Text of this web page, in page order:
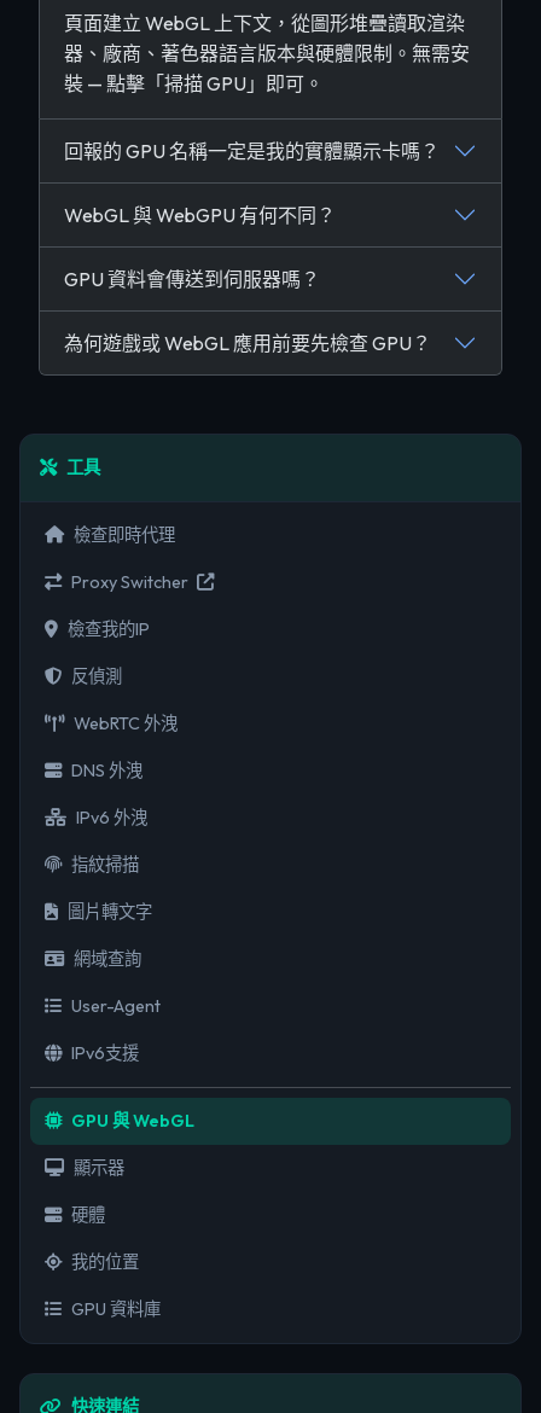
頁面建立 WebGL 上下文，從圖形堆疊讀取渲染
器、廠商、著色器語言版本與硬體限制。無需安
裝 — 點擊「掃描 GPU」即可。
回報的 GPU 名稱一定是我的實體顯示卡嗎？
WebGL 與 WebGPU 有何不同？
GPU 資料會傳送到伺服器嗎？
為何遊戲或 WebGL 應用前要先檢查 GPU？
工具
檢查即時代理
Proxy Switcher
檢查我的IP
反偵測
WebRTC 外洩
DNS 外洩
IPv6 外洩
指紋掃描
圖片轉文字
網域查詢
User-Agent
IPv6支援
GPU 與 WebGL
顯示器
硬體
我的位置
GPU 資料庫
快速連結